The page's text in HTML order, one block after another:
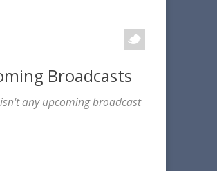
Broadcasts
any upcoming broadcast